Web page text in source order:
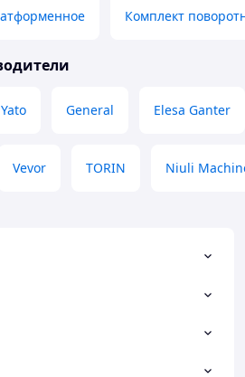
Комплект
Yato General Elesa Ganter
Vevor TORIN Niuli